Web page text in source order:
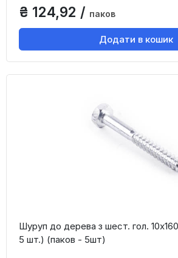
₴ 124,92 / паков
Додати в кошик
Шуруп до дерева з шест. гол.
5 шт.) (паков - 5шт)